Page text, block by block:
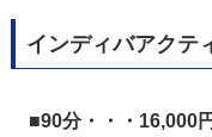
インディバアク
■90分・・・16,000円